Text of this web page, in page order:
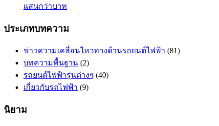
แสนกว่าบาท
ประเภทบทความ
ข่าวความเคลื่อนไหวทางด้านรถยนต์ไฟฟ้า (81)
บทความพื้นฐาน (2)
รถยนต์ไฟฟ้ารุ่นต่างๆ (40)
เกี่ยวกับรถไฟฟ้า (9)
นิยาม